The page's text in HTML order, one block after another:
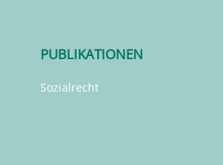
PUBLIKATIONEN
Sozialrecht